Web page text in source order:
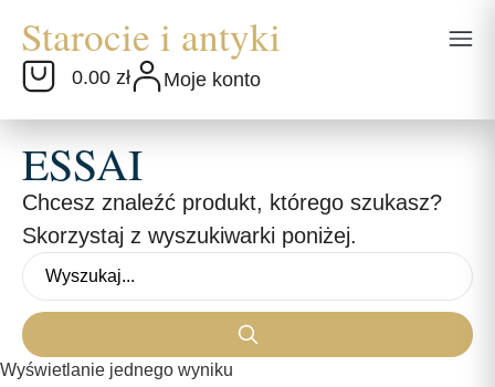
0.00 zł Moje konto
ESSAI
Chcesz znaleźć produkt, którego szukasz?
Skorzystaj z wyszukiwarki poniżej.
Wyświetlanie jednego wyniku